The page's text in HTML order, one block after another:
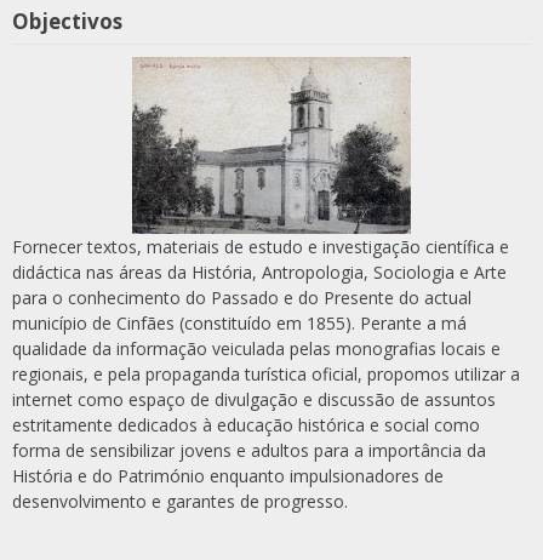
Objectivos
Fornecer textos, materiais de estudo e investigação científica e
didáctica nas áreas da História, Antropologia, Sociologia e Arte
para o conhecimento do Passado e do Presente do actual
município de Cinfães (constituído em 1855). Perante a má
qualidade da informação veiculada pelas monografias locais e
regionais, e pela propaganda turística oficial, propomos utilizar a
internet como espaço de divulgação e discussão de assuntos
estritamente dedicados à educação histórica e social como
forma de sensibilizar jovens e adultos para a importância da
História e do Património enquanto impulsionadores de
desenvolvimento e garantes de progresso.